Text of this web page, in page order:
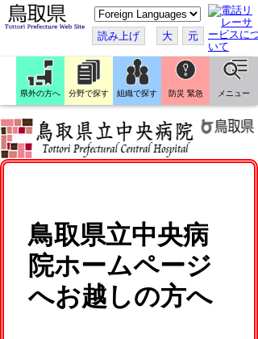
こ
の
ペ
ー
ジ
翻
訳
す
読み上げ 大 元
県外の方へ 分野で探す 組織で探す 防災 緊急 メニュー
鳥取県立中央病
院ホームページ
へお越しの方へ